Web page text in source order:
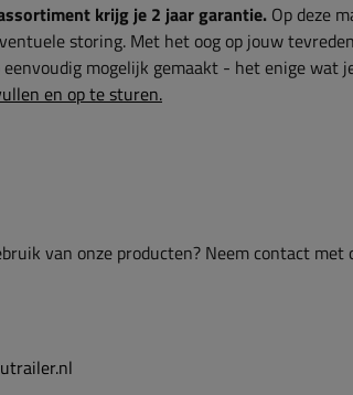
krijg je 2 jaar garantie. Op deze
storing. Met het oog op jouw
mogelijk gemaakt - het enige wat
en op te sturen.
van onze producten? Neem contact